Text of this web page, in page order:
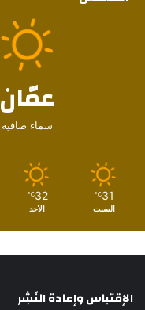
عمّان
سماء صافية
31
℃
السبت
32
℃
الأحد
الإقتباس وإعادة النَشِر